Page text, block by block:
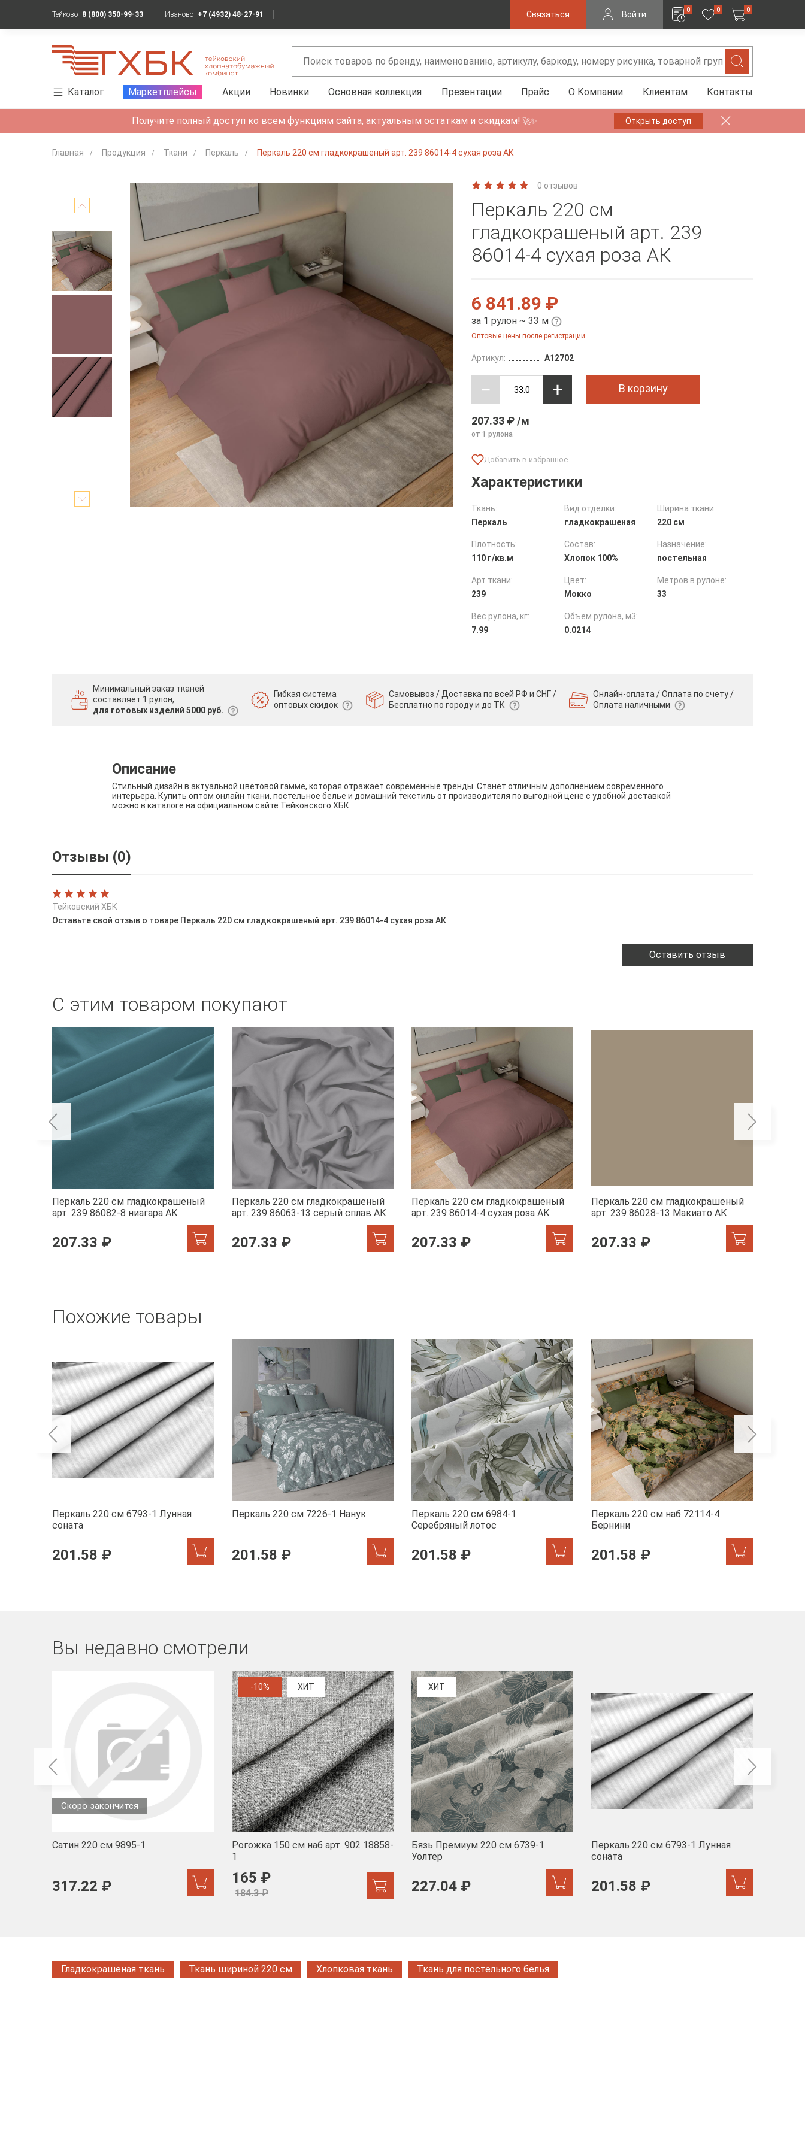
Тейково 8 (800) 350-99-33 Иваново +7 (4932) 48-27-91 Связаться Войти 0 0 0
Каталог Маркетплейсы Акции Новинки Основная коллекция Презентации Прайс О Компании Клиентам Контакты
Получите полный доступ ко всем функциям сайта, актуальным остаткам и скидкам! 🚀✨ Открыть доступ
Главная Продукция Ткани Перкаль Перкаль 220 см гладкокрашеный арт. 239 86014-4 сухая роза АК
0 отзывов
Перкаль 220 см
гладкокрашеный арт. 239
86014-4 сухая роза АК
6 841.89 ₽
за 1 рулон ~ 33 м
Оптовые цены после регистрации
Артикул: A12702
В корзину
207.33 ₽ /м
от 1 рулона
Характеристики
Ткань:
Перкаль
Вид отделки:
гладкокрашеная
Ширина ткани:
220 см
Плотность:
110 г/кв.м
Состав:
Хлопок 100%
Назначение:
постельная
Арт ткани:
239
Цвет:
Мокко
Метров в рулоне:
33
Вес рулона, кг:
7.99
Объем рулона, м3:
0.0214
Минимальный заказ тканей
составляет 1 рулон,
для готовых изделий 5000 руб.
Гибкая система
оптовых скидок
Самовывоз / Доставка по всей РФ и СНГ /
Бесплатно по городу и до ТК
Онлайн-оплата / Оплата по счету /
Оплата наличными
Описание
Стильный дизайн в актуальной цветовой гамме, которая отражает современные тренды. Станет отличным дополнением современного
интерьера. Купить оптом онлайн ткани, постельное белье и домашний текстиль от производителя по выгодной цене с удобной доставкой
можно в каталоге на официальном сайте Тейковского ХБК
Отзывы (0)
Тейковский ХБК
Оставьте свой отзыв о товаре Перкаль 220 см гладкокрашеный арт. 239 86014-4 сухая роза АК
Оставить отзыв
С этим товаром покупают
Перкаль 220 см гладкокрашеный
арт. 239 86082-8 ниагара АК
207.33 ₽
Перкаль 220 см гладкокрашеный
арт. 239 86063-13 серый сплав АК
207.33 ₽
Перкаль 220 см гладкокрашеный
арт. 239 86014-4 сухая роза АК
207.33 ₽
Перкаль 220 см гладкокрашеный
арт. 239 86028-13 Макиато АК
207.33 ₽
Похожие товары
Перкаль 220 см 6793-1 Лунная
соната
201.58 ₽
Перкаль 220 см 7226-1 Нанук
201.58 ₽
Перкаль 220 см 6984-1
Серебряный лотос
201.58 ₽
Перкаль 220 см наб 72114-4
Бернини
201.58 ₽
Вы недавно смотрели
Скоро закончится
Сатин 220 см 9895-1
317.22 ₽
-10% ХИТ
Рогожка 150 см наб арт. 902 18858-
1
165 ₽
184.3 ₽
ХИТ
Бязь Премиум 220 см 6739-1
Уолтер
227.04 ₽
Перкаль 220 см 6793-1 Лунная
соната
201.58 ₽
Гладкокрашеная ткань Ткань шириной 220 см Хлопковая ткань Ткань для постельного белья